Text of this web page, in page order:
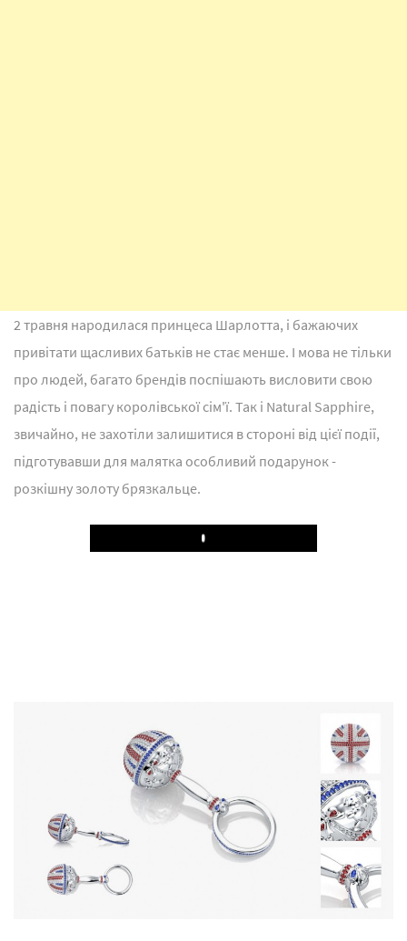
2 травня народилася принцеса Шарлотта, і бажаючих
привітати щасливих батьків не стає менше. І мова не тільки
про людей, багато брендів поспішають висловити свою
радість і повагу королівської сім'ї. Так і Natural Sapphire,
звичайно, не захотіли залишитися в стороні від цієї події,
підготувавши для малятка особливий подарунок -
розкішну золоту брязкальце.
Play